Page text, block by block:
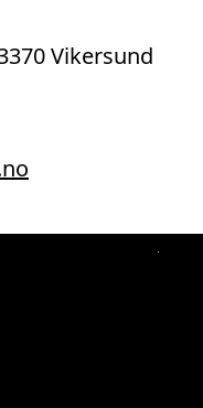
Vikersund